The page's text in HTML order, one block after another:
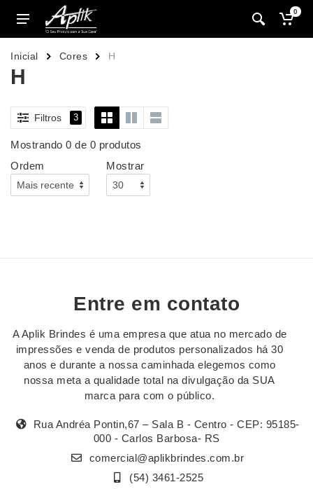
0
Inicial Cores H
H
Filtros 3
Mostrando 0 de 0 produtos
Ordem
Mostrar
Entre em contato
A Aplik Brindes é uma empresa que atua no mercado de
impressões e venda de produtos personalizados há 30
anos e durante a nossa caminhada elegemos como
nossa meta a qualidade total na divulgação da SUA
marca para com o público.
Rua Andréa Pontin,67 – Sala B - Centro - CEP: 95185-
000 - Carlos Barbosa- RS
comercial@aplikbrindes.com.br
(54) 3461-2525